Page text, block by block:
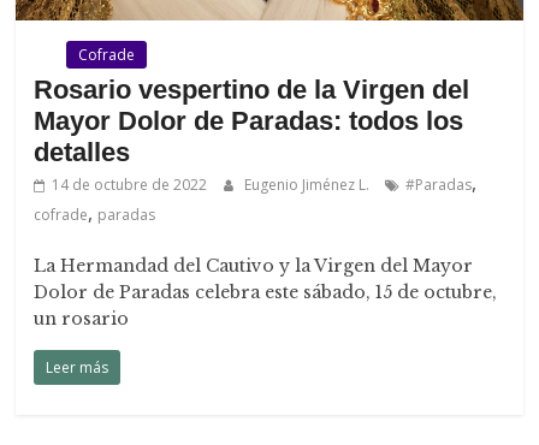
Cofrade
Rosario vespertino de la Virgen del
Mayor Dolor de Paradas: todos los
detalles
14 de octubre de 2022 Eugenio Jiménez L. #Paradas,
cofrade, paradas
La Hermandad del Cautivo y la Virgen del Mayor
Dolor de Paradas celebra este sábado, 15 de octubre,
un rosario
Leer más